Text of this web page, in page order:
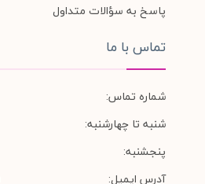
پاسخ به سؤالات متداول
تماس با ما
شماره تماس:
شنبه تا چهارشنبه:
پنجشنبه:
آدرس ایمیل: